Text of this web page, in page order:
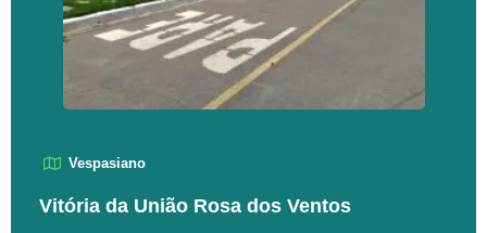
Vespasiano
Vitória da União Rosa dos Ventos